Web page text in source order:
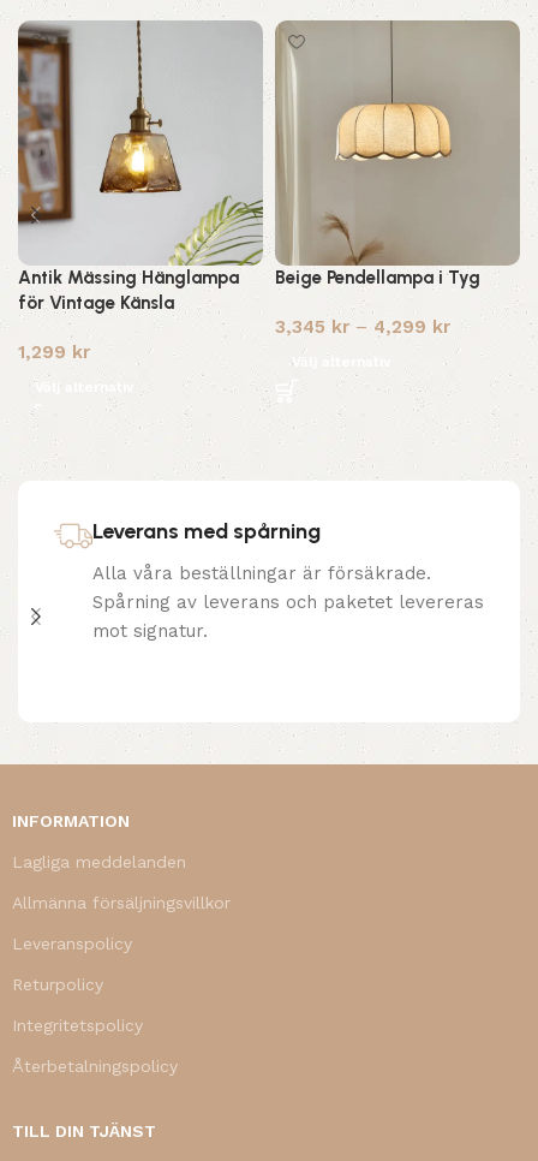
Antik Mässing Hänglampa
för Vintage Känsla
1,299 kr
Välj alternativ
Beige Pendellampa i Tyg
3,345 kr – 4,299 kr
Välj alternativ
Leverans med spårning
Alla våra beställningar är försäkrade.
Spårning av leverans och paketet levereras
mot signatur.
INFORMATION
Lagliga meddelanden
Allmänna försäljningsvillkor
Leveranspolicy
Returpolicy
Integritetspolicy
Återbetalningspolicy
TILL DIN TJÄNST